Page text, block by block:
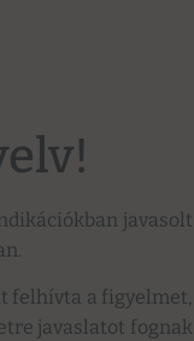
javasolt
felhívta a figyelmet,
javaslatot fognak